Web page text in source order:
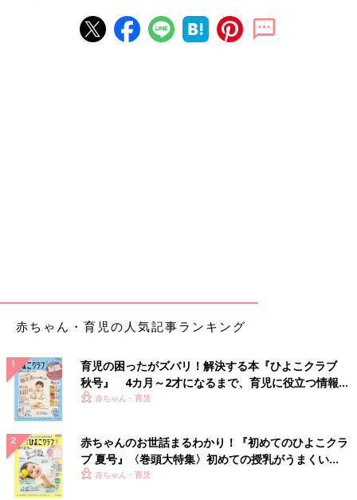
げてもなんで泣いているかわからないとき、自分がつらいという
いのもかわいそうだし、何がいやなのかわかって解消してあげた
いのに、やってあげらないもどかしさも感じます。
育児には慣れないけど、娘の笑顔が最高にかわい
い！
赤ちゃん・育児の人気記事ランキング
育児の困ったがズバリ！解決する本『ひよこクラブ
秋号』 4カ月～2才になるまで、育児に役立つ情報が
いっぱい！
赤ちゃん・育児
赤ちゃんのお世話まるわかり！『初めてのひよこクラ
ブ 夏号』〈巻頭大特集〉初めての授乳がうまくい
く！ おっぱい・ミルクの基本と夏のトラブル 解決テ
赤ちゃん・育児